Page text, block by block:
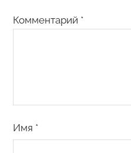
Комментарий *
Имя *